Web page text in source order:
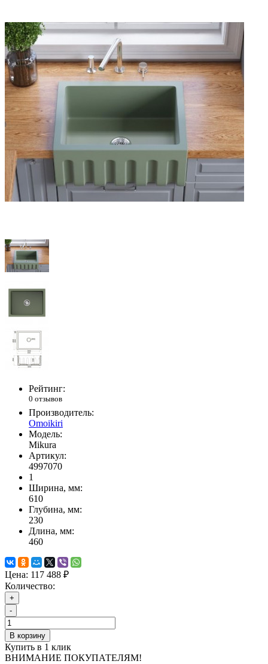
Рейтинг:
0 отзывов
Производитель:
Omoikiri
Модель:
Mikura
Артикул:
4997070
1
Ширина, мм:
610
Глубина, мм:
230
Длина, мм:
460
Цена: 117 488 ₽
Количество:
+
-
В корзину
Купить в 1 клик
ВНИМАНИЕ ПОКУПАТЕЛЯМ!